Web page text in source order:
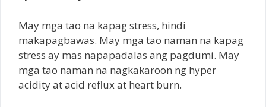
May mga tao na kapag stress, hindi
makapagbawas. May mga tao naman na kapag
stress ay mas napapadalas ang pagdumi. May
mga tao naman na nagkakaroon ng hyper
acidity at acid reflux at heart burn.